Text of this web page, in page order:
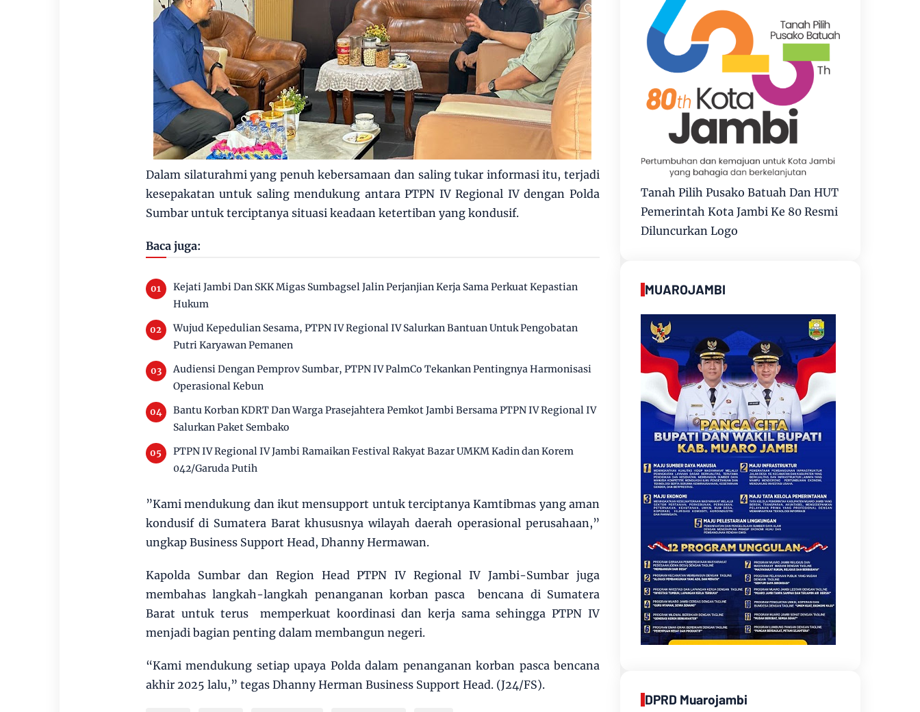
Dalam silaturahmi yang penuh kebersamaan dan saling tukar informasi itu, terjadi
kesepakatan untuk saling mendukung antara PTPN IV Regional IV dengan Polda
Sumbar untuk terciptanya situasi keadaan ketertiban yang kondusif.
Baca juga:
Kejati Jambi Dan SKK Migas Sumbagsel Jalin Perjanjian Kerja Sama Perkuat Kepastian
Hukum
Wujud Kepedulian Sesama, PTPN IV Regional IV Salurkan Bantuan Untuk Pengobatan
Putri Karyawan Pemanen
Audiensi Dengan Pemprov Sumbar, PTPN IV PalmCo Tekankan Pentingnya Harmonisasi
Operasional Kebun
Bantu Korban KDRT Dan Warga Prasejahtera Pemkot Jambi Bersama PTPN IV Regional IV
Salurkan Paket Sembako
PTPN IV Regional IV Jambi Ramaikan Festival Rakyat Bazar UMKM Kadin dan Korem
042/Garuda Putih
”Kami mendukung dan ikut mensupport untuk terciptanya Kamtibmas yang aman
kondusif di Sumatera Barat khususnya wilayah daerah operasional perusahaan,”
ungkap Business Support Head, Dhanny Hermawan.
Kapolda Sumbar dan Region Head PTPN IV Regional IV Jambi-Sumbar juga
membahas langkah-langkah penanganan korban pasca bencana di Sumatera
Barat untuk terus memperkuat koordinasi dan kerja sama sehingga PTPN IV
menjadi bagian penting dalam membangun negeri.
“Kami mendukung setiap upaya Polda dalam penanganan korban pasca bencana
akhir 2025 lalu,” tegas Dhanny Herman Business Support Head. (J24/FS).
Tanah Pilih Pusako Batuah Dan HUT
Pemerintah Kota Jambi Ke 80 Resmi
Diluncurkan Logo
MUAROJAMBI
DPRD Muarojambi